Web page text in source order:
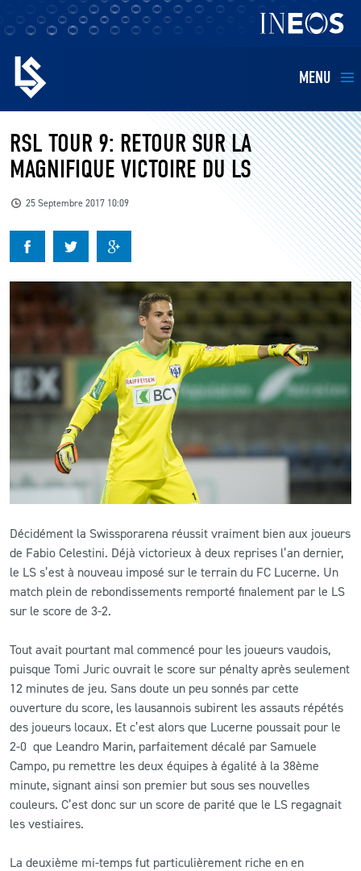
MENU
EQUIPES
BILLETTERIE
KIDS
BUSINESS
RESTAURATION
CLUB
CONTACT
ACTUALITÉS
L’APP DU LS
LS ACADEMY CAMPS
MATCH DES CELEBRITES
PRESSE ET MEDIAS
RSL TOUR 9: RETOUR SUR LA
MAGNIFIQUE VICTOIRE DU LS
25 Septembre 2017 10:09
Décidément la Swissporarena réussit vraiment bien aux joueurs
de Fabio Celestini. Déjà victorieux à deux reprises l’an dernier,
le LS s’est à nouveau imposé sur le terrain du FC Lucerne. Un
match plein de rebondissements remporté finalement par le LS
sur le score de 3-2.
Tout avait pourtant mal commencé pour les joueurs vaudois,
puisque Tomi Juric ouvrait le score sur pénalty après seulement
12 minutes de jeu. Sans doute un peu sonnés par cette
ouverture du score, les lausannois subirent les assauts répétés
des joueurs locaux. Et c’est alors que Lucerne poussait pour le
2-0 que Leandro Marin, parfaitement décalé par Samuele
Campo, pu remettre les deux équipes à égalité à la 38ème
minute, signant ainsi son premier but sous ses nouvelles
couleurs. C’est donc sur un score de parité que le LS regagnait
les vestiaires.
La deuxième mi-temps fut particulièrement riche en en